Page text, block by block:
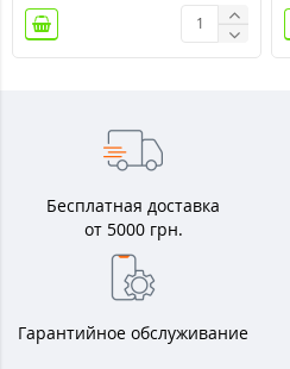
Бесплатная доставка
от 5000 грн.
Гарантийное обслуживание